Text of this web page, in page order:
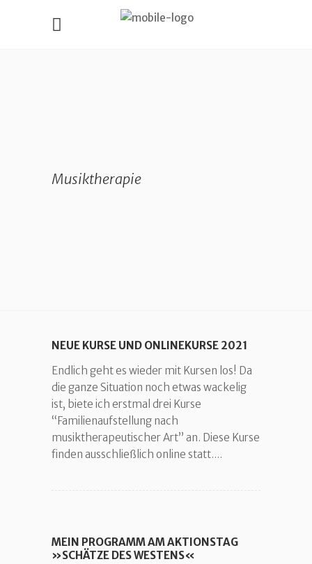
Musiktherapie
NEUE KURSE UND ONLINEKURSE 2021
Endlich geht es wieder mit Kursen los! Da
die ganze Situation noch etwas wackelig
ist, biete ich erstmal drei Kurse
“Familienaufstellung nach
musiktherapeutischer Art” an. Diese Kurse
finden ausschließlich online statt....
MEIN PROGRAMM AM AKTIONSTAG
»SCHÄTZE DES WESTENS«